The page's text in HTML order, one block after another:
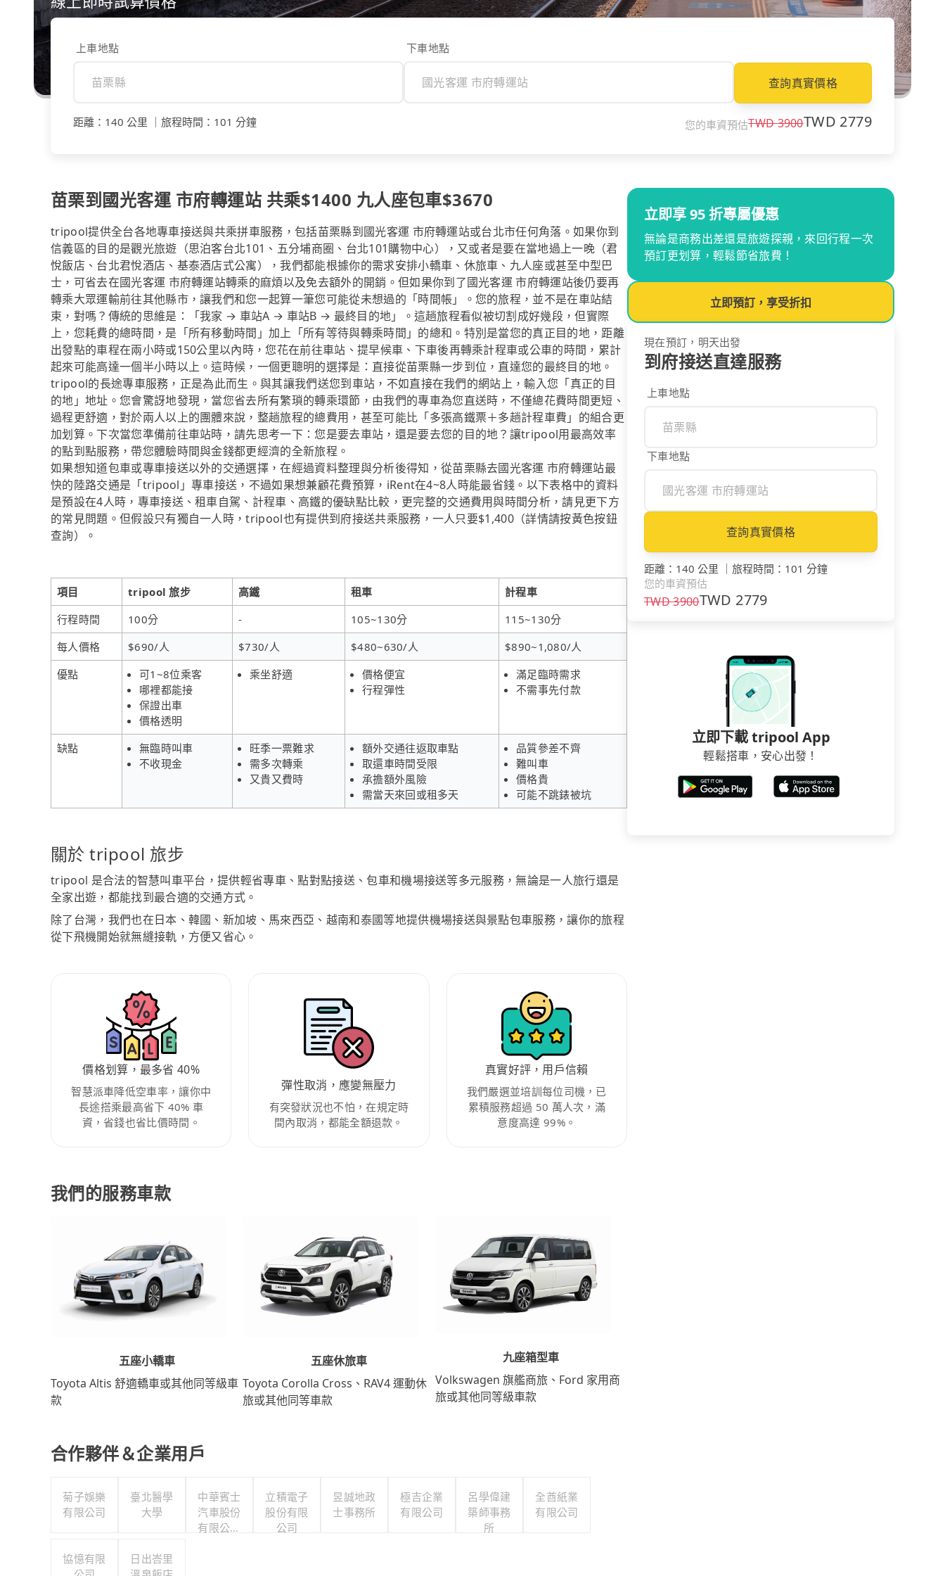
上車地點 下車地點
查詢真實價格
距離 ： 140 公里 旅程時間 ： 101 分鐘 您的車資預估TWD3900TWD 2779
苗栗到國光客運 市府轉運站 共乘$1400 九人座包車$3670
tripool提供全台各地專車接送與共乘拼車服務，包括苗栗縣到國光客運 市府轉運站或台北市任何角落。如果你到
信義區的目的是觀光旅遊（思泊客台北101、五分埔商圈、台北101購物中心），又或者是要在當地過上一晚（君
悅飯店、台北君悅酒店、基泰酒店式公寓），我們都能根據你的需求安排小轎車、休旅車、九人座或甚至中型巴
士，可省去在國光客運 市府轉運站轉乘的麻煩以及免去額外的開銷。但如果你到了國光客運 市府轉運站後仍要再
轉乘大眾運輸前往其他縣市，讓我們和您一起算一筆您可能從未想過的「時間帳」。您的旅程，並不是在車站結
束，對嗎？傳統的思維是：「我家 → 車站A → 車站B → 最終目的地」。這趟旅程看似被切割成好幾段，但實際
上，您耗費的總時間，是「所有移動時間」加上「所有等待與轉乘時間」的總和。特別是當您的真正目的地，距離
出發點的車程在兩小時或150公里以內時，您花在前往車站、提早候車、下車後再轉乘計程車或公車的時間，累計
起來可能高達一個半小時以上。這時候，一個更聰明的選擇是：直接從苗栗縣一步到位，直達您的最終目的地。
tripool的長途專車服務，正是為此而生。與其讓我們送您到車站，不如直接在我們的網站上，輸入您「真正的目
的地」地址。您會驚訝地發現，當您省去所有繁瑣的轉乘環節，由我們的專車為您直送時，不僅總花費時間更短、
過程更舒適，對於兩人以上的團體來說，整趟旅程的總費用，甚至可能比「多張高鐵票＋多趟計程車費」的組合更
加划算。下次當您準備前往車站時，請先思考一下：您是要去車站，還是要去您的目的地？讓tripool用最高效率
的點到點服務，帶您體驗時間與金錢都更經濟的全新旅程。
如果想知道包車或專車接送以外的交通選擇，在經過資料整理與分析後得知，從苗栗縣去國光客運 市府轉運站最
快的陸路交通是「tripool」專車接送，不過如果想兼顧花費預算，iRent在4~8人時能最省錢。以下表格中的資料
是預設在4人時，專車接送、租車自駕、計程車、高鐵的優缺點比較，更完整的交通費用與時間分析，請見更下方
的常見問題。但假設只有獨自一人時，tripool也有提供到府接送共乘服務，一人只要$1,400（詳情請按黃色按鈕
查詢）。
項目 tripool 旅步 高鐵 租車
計程車
行程時間
100分 - 105~130分
115~130分
每人價格
$690/人 $730/人 $480~630/人
$890~1,080/人
優點
可1~8位乘客
哪裡都能接
保證出車
價格透明
乘坐舒適
價格便宜
行程彈性
滿足臨時需求
不需事先付款
缺點
無臨時叫車
不收現金
旺季一票難求
需多次轉乘
又貴又費時
額外交通往返取車點
取還車時間受限
承擔額外風險
需當天來回或租多天
品質參差不齊
難叫車
價格貴
可能不跳錶被坑
關於 tripool 旅步
tripool 是合法的智慧叫車平台，提供輕省專車、點對點接送、包車和機場接送等多元服務，無論是一人旅行還是
全家出遊，都能找到最合適的交通方式。
除了台灣，我們也在日本、韓國、新加坡、馬來西亞、越南和泰國等地提供機場接送與景點包車服務，讓你的旅程
從下飛機開始就無縫接軌，方便又省心。
價格划算，最多省 40%
智慧派車降低空車率，讓你中
長途搭乘最高省下 40% 車
資，省錢也省比價時間。
彈性取消，應變無壓力
有突發狀況也不怕，在規定時
間內取消，都能全額退款。
真實好評，用戶信賴
我們嚴選並培訓每位司機，已
累積服務超過 50 萬人次，滿
意度高達 99%。
我們的服務車款
五座小轎車
Toyota Altis 舒適轎車或其他同等級車
款
五座休旅車
Toyota Corolla Cross、RAV4 運動休
旅或其他同等車款
九座箱型車
Volkswagen 旗艦商旅、Ford 家用商
旅或其他同等級車款
合作夥伴＆企業用戶
菊子娛樂
有限公司
臺北醫學
大學
中華賓士
汽車股份
有限公司
立積電子
股份有限
公司
昱誠地政
士事務所
極吉企業
有限公司
呂學偉建
築師事務
所
全酋紙業
有限公司
協憶有限
日出峇里
立即享 95 折專屬優惠
無論是商務出差還是旅遊探親，來回行程一次
預訂更划算，輕鬆節省旅費！
立即預訂，享受折扣
現在預訂，明天出發
到府接送直達服務
上車地點
下車地點
查詢真實價格
距離 ： 140 公里 ｜ 旅程時間 ： 101 分鐘
您的車資預估
TWD3900TWD 2779
立即下載 tripool App
輕鬆搭車，安心出發！